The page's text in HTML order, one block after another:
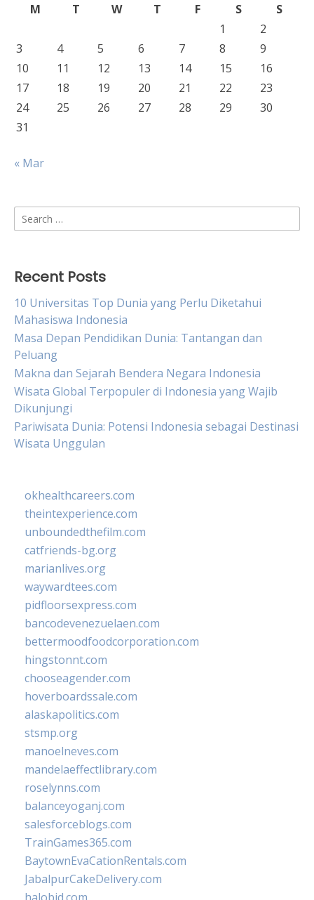
M T W T F S
S
1
2
3
4 5 6 7 8
9
10
11 12 13 14 15
16
17
18 19 20 21 22
23
24
25 26 27 28 29
30
31
« Mar
Search
for:
Recent Posts
10 Universitas Top Dunia yang Perlu Diketahui
Mahasiswa Indonesia
Masa Depan Pendidikan Dunia: Tantangan dan
Peluang
Makna dan Sejarah Bendera Negara Indonesia
Wisata Global Terpopuler di Indonesia yang Wajib
Dikunjungi
Pariwisata Dunia: Potensi Indonesia sebagai Destinasi
Wisata Unggulan
okhealthcareers.com
theintexperience.com
unboundedthefilm.com
catfriends-bg.org
marianlives.org
waywardtees.com
pidfloorsexpress.com
bancodevenezuelaen.com
bettermoodfoodcorporation.com
hingstonnt.com
chooseagender.com
hoverboardssale.com
alaskapolitics.com
stsmp.org
manoelneves.com
mandelaeffectlibrary.com
roselynns.com
balanceyoganj.com
salesforceblogs.com
TrainGames365.com
BaytownEvaCationRentals.com
JabalpurCakeDelivery.com